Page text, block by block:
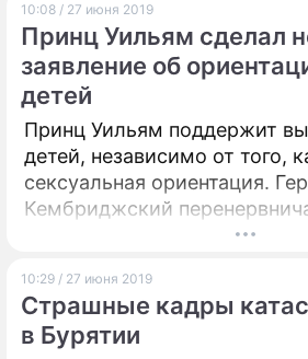
10:08 / 27 июня 2019
Принц Уильям сделал
заявление об
детей
Принц Уильям поддержит
детей, независимо от того,
сексуальная ориентация.
Кембриджский
10:29 / 27 июня 2019
Страшные кадры
в Бурятии